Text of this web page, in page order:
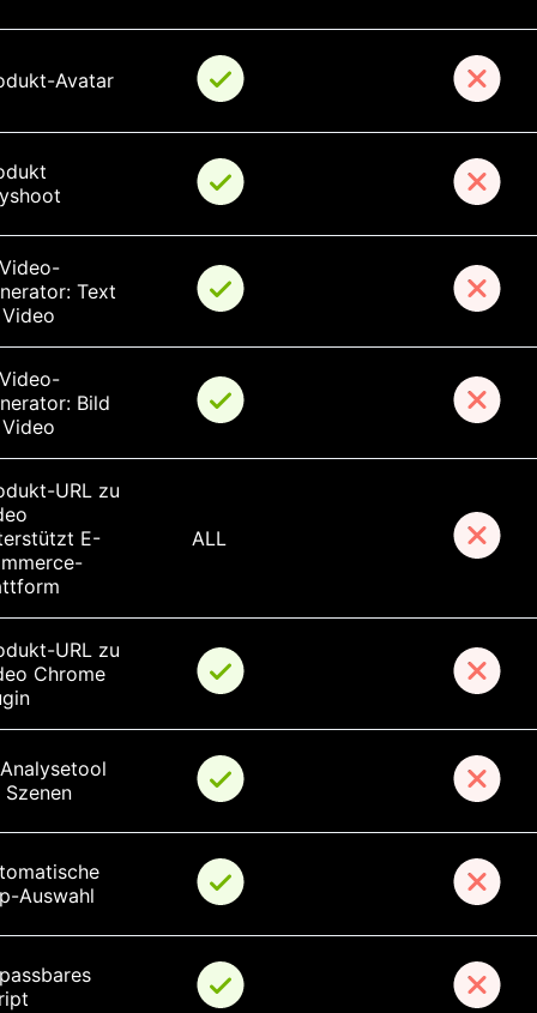
Avatar
Text
Bild
URL zu
E-
ALL
URL zu
Chrome
Auswahl